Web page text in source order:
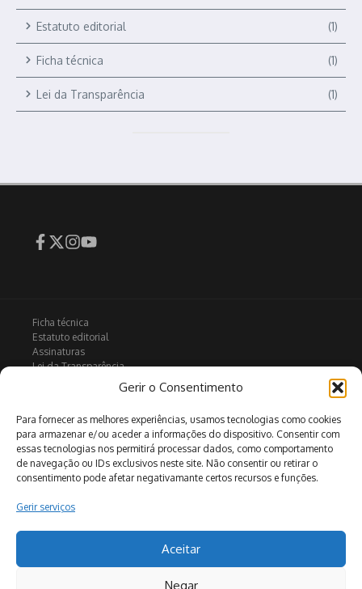
Gerir o Consentimento
Para fornecer as melhores experiências, usamos tecnologias como cookies
para armazenar e/ou aceder a informações do dispositivo. Consentir com
essas tecnologias nos permitirá processar dados, como comportamento
de navegação ou IDs exclusivos neste site. Não consentir ou retirar o
consentimento pode afetar negativamante certos recursos e funções.
Gerir serviços
Aceitar
Negar
Estatuto editorial (1)
Ficha técnica (1)
Lei da Transparência (1)
Ficha técnica
Estatuto editorial
Assinaturas
Lei da Transparência
Política de privacidade
Arquivo